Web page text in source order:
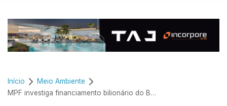
Início
Meio Ambiente
MPF investiga financiamento bilionário do BNDES a mineradora no Pantanal